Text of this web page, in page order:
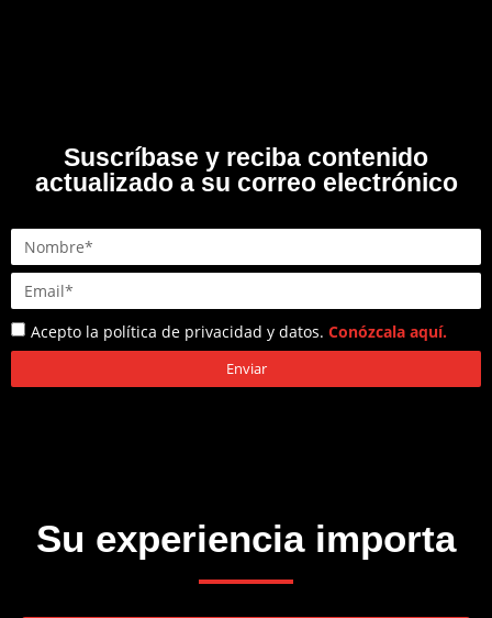
Suscríbase y reciba contenido
actualizado a su correo electrónico
Acepto la política de privacidad y datos. Conózcala aquí.
Enviar
Su experiencia importa